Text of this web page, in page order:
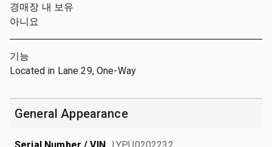
경매장 내 보유
아니요
기능
Located in Lane 29, One-Way
General Appearance